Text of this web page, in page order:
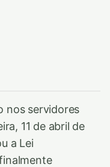
nos servidores
11 de abril de
a Lei